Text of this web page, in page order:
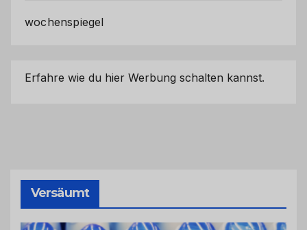
wochenspiegel
Erfahre wie du hier Werbung schalten kannst.
Versäumt